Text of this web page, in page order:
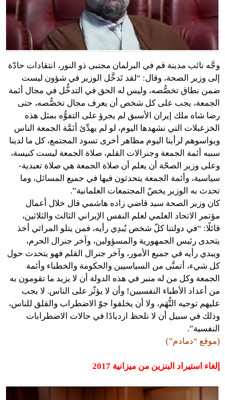
وجَّه نائب مدينة قم في البرلمان مجتبى ذو النور، انتقادات حادّة
إلى وزير الصحة، وقال: “لقد تَدخَّل الوزير في شؤون ليست
ضمن نطاق تخصُّصه، وليس له الحق في التدخُّل في مجال أئمة
الجمعة، يجب على كل شخص أن يعرف مجال تخصُّصه، حتى
رضا شاه ملك إيران الأسبق لم يجرؤ على التفوُّه بمثل هذه
الخزعبلات التي نشهدها اليوم، لو لم يهدِّئ أئمَّة الجمعة الناس
ويواسوهم لرأينا اليوم مظاهر أخرى تسود المجتمع، كل ما لدينا
سببه أئمة الجمعة وجنرالات القلم، صلاة الجمعة ليست كنيسة،
وعلى وزير الصحّة أن يعلم أن صلاة الجمعة هي صلاة تعبدية-
سياسية، وأئمة الجمعة يتحدثون فيها في جميع المسائل، وما
تحدث به الوزير يخصّ المجتمعات العلمانية”.
كان وزير الصحة سيد قاضي زاده هاشمي قال خلال أعمال
مؤتمر الاتحاد العلمي لعلم النفس الإيراني الثالث والثلاثين،
قائلًا: “في دولتنا كلّ شخص يُبدِي رأيه، فمن يتلو المراثي أخذ
يتحدى رئيس الجمهورية والمسؤولين، وآخر جنرال الحرم،
ويبدي رأيه في جميع الأمور، وآخر جنرال القلم فهو يتحدث حول
كل شيء، أتمنَّى من السياسيين والحكومة والخطباء وأئمة
الجمعة وكل من له منبر في هذه الدولة أن لا يزيد ما تقومون به
من أعداد الأطباء النفسيين! وأن لا يؤثّر على الناس. لا يجب
عليهم توجيه التُّهَم، ولا أن يخلقوا جوّ الاضطراب والقلق للناس،
وذلك في سبيل أن لا نلحظ ازديادًا في حالات الاضطرابات
النفسية”.
(موقع “دمادم”)
إلغاء استيراد البنزين من ميزانية 2017